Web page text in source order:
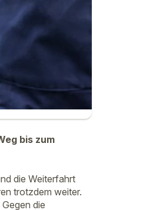
bis zum
die Weiterfahrt
trotzdem weiter.
die